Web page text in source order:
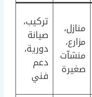
منازل،
مزارع،
منشآت
صغيرة
تركيب،
صيانة
دورية،
دعم
فني